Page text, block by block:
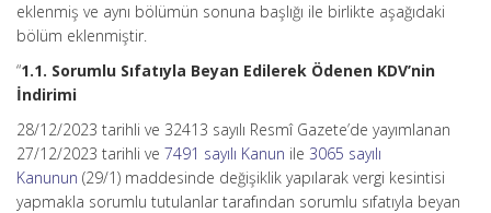
eklenmiş ve aynı bölümün sonuna başlığı ile birlikte aşağıdaki
bölüm eklenmiştir.
“1.1. Sorumlu Sıfatıyla Beyan Edilerek Ödenen KDV’nin
İndirimi
28/12/2023 tarihli ve 32413 sayılı Resmî Gazete’de yayımlanan
27/12/2023 tarihli ve 7491 sayılı Kanun ile 3065 sayılı
Kanunun (29/1) maddesinde değişiklik yapılarak vergi kesintisi
yapmakla sorumlu tutulanlar tarafından sorumlu sıfatıyla beyan